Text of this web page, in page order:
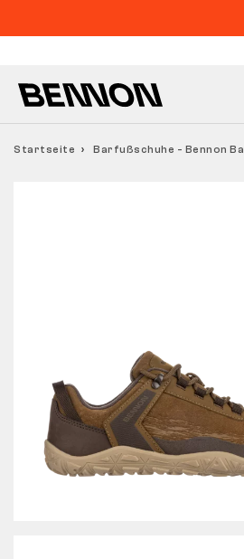
Startseite Barfußschuhe - Bennon